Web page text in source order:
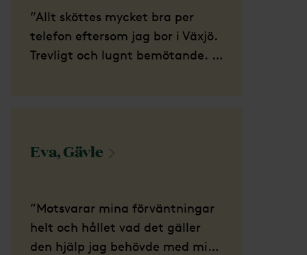
”Allt sköttes mycket bra per
telefon eftersom jag bor i Växjö.
Trevligt och lugnt bemötande. Vi
Eva,Gävle
”Motsvarar mina förväntningar
helt och hållet vad det gäller
den hjälp jag behövde med min